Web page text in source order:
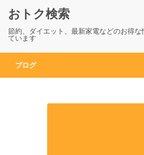
おトク検索
節約、ダイエット、最新家電などのお得な
ています
ブログ